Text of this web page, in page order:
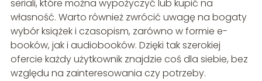
seriali, które można wypożyczyć lub kupić na
własność. Warto również zwrócić uwagę na bogaty
wybór książek i czasopism, zarówno w formie e-
booków, jak i audiobooków. Dzięki tak szerokiej
ofercie każdy użytkownik znajdzie coś dla siebie, bez
względu na zainteresowania czy potrzeby.